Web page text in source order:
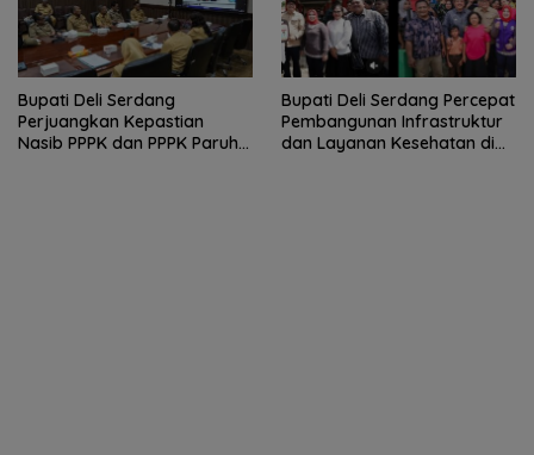
Bupati Deli Serdang
Perjuangkan Kepastian
Nasib PPPK dan PPPK Paruh
Bupati Deli Serdang Percepat
Pembangunan Infrastruktur
dan Layanan Kesehatan di